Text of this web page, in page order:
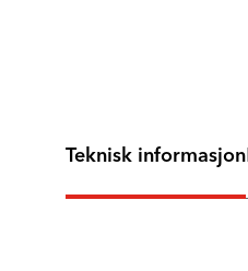
Teknisk informasjon